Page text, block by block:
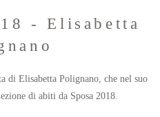
- Elisabetta
di Elisabetta Polignano, che nel suo
di abiti da Sposa 2018.